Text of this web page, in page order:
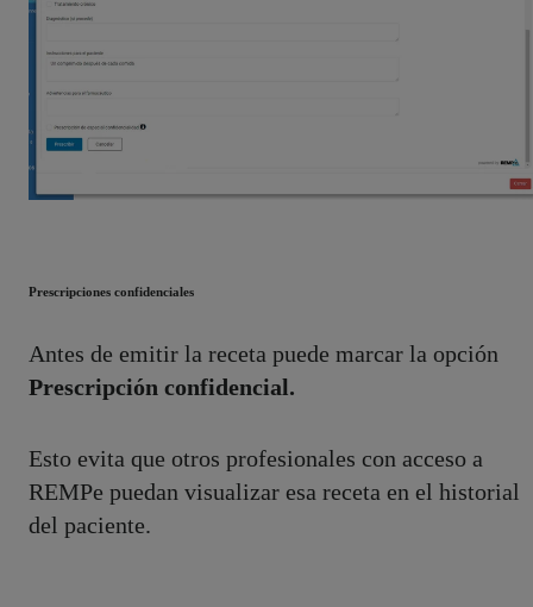
Prescripciones confidenciales
Antes de emitir la receta puede marcar la opción
Prescripción confidencial.
Esto evita que otros profesionales con acceso a
REMPe puedan visualizar esa receta en el historial
del paciente.